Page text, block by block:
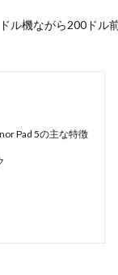
ル機ながら200ドル
Pad 5の主な特徴